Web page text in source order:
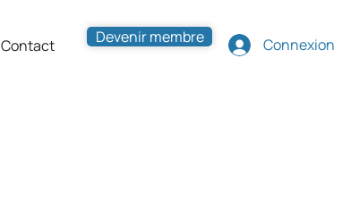
Contact Devenir membre Connexion